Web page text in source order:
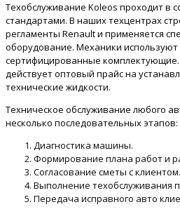
Техобслуживание Koleos проходит в
стандартами. В наших техцентрах
регламенты Renault и применяется
оборудование. Механики используют
сертифицированные
действует оптовый прайс на
технические жидкости.
Техническое обслуживание любого
несколько последовательных этапов:
Диагностика машины.
Формирование плана работ и
Согласование сметы с клиентом.
Выполнение техобслуживания
Передача исправного авто